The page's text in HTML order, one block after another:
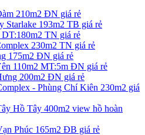
210m2 ĐN giá rẻ
Starlake 193m2 TB giá rẻ
TN giá rẻ
230m2 TN giá rẻ
175m2 ĐN giá rẻ
110m2 MT:5m ĐN giá rẻ
200m2 ĐN giá rẻ
- Phùng Chí Kiên 230m2 giá
Hồ Tây 400m2 view hồ hoàn
Phúc 165m2 ĐB giá rẻ